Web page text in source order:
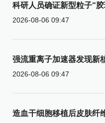
科研人员确证新型粒子“
2026-08-06 09:47
强流重离子加速器发现新
2026-08-06 09:47
造血干细胞移植后皮肤纤